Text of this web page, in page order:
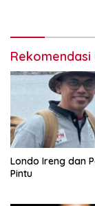
Rekomendasi
Londo Ireng dan
Pintu